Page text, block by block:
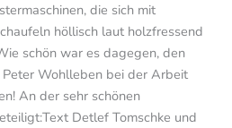
die sich mit
höllisch laut holzfressend
schön war es dagegen, den
Wohlleben bei der Arbeit
An der sehr schönen
Detlef Tomschke und